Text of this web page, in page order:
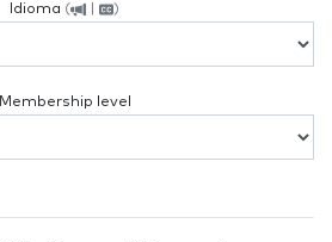
Idioma ( | )
Membership level